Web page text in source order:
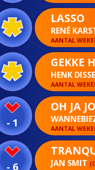
LASSO
RENÉ
AANTAL
GEKKE
HENK
AANTAL
- 1
OH JA
AANTAL
- 6 JAN SMIT